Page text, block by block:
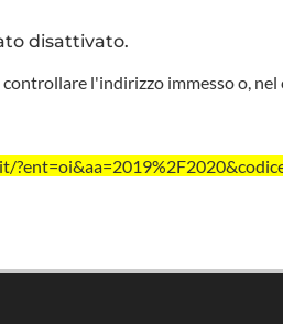
disattivato.
l'indirizzo immesso o,